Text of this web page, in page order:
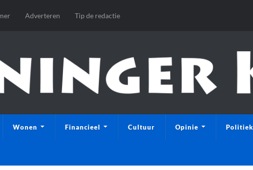
Adverteren Tip de redactie
Wonen Financieel Cultuur Opinie Politiek